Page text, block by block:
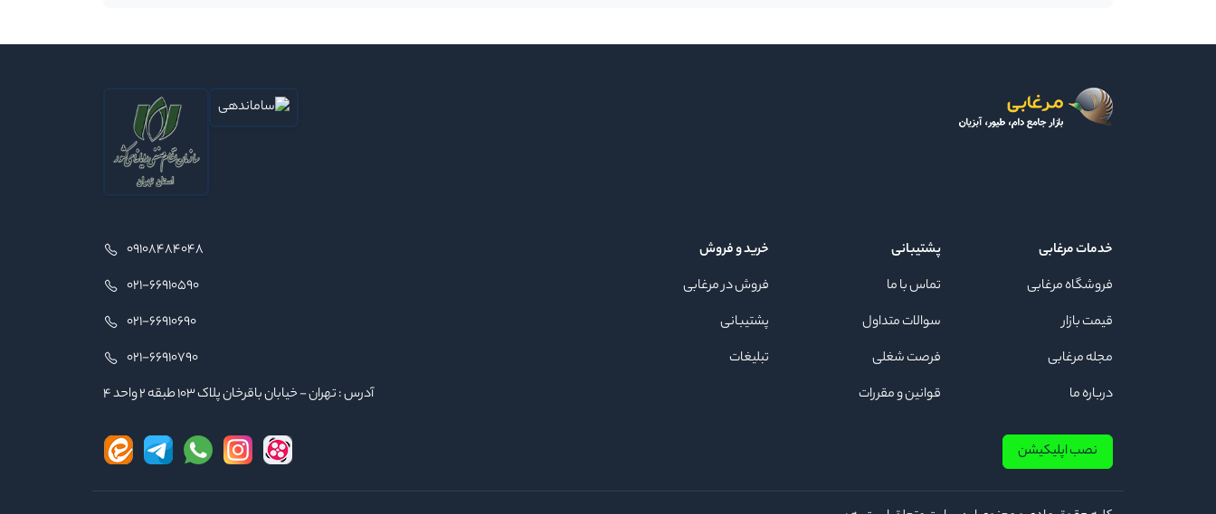
خدمات مرغابی
فروشگاه مرغابی
قیمت بازار
مجله مرغابی
درباره ما
پشتیبانی
تماس با ما
سوالات متداول
فرصت شغلی
قوانین و مقررات
خرید و فروش
فروش در مرغابی
پشتیبانی
تبلیغات
09108484048
021-66910590
021-66910690
021-66910790
آدرس : تهران - خیابان باقرخان پلاک ۱۰۳ طبقه ۲ واحد ۴
نصب اپلیکیشن